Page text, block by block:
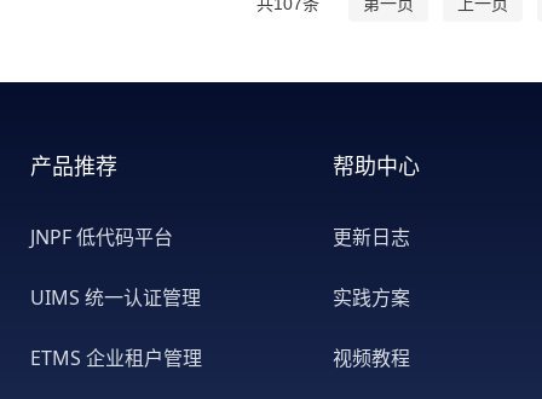
产品推荐
JNPF 低代码平台
UIMS 统一认证管理
ETMS 企业租户管理
帮助中心
更新日志
实践方案
视频教程